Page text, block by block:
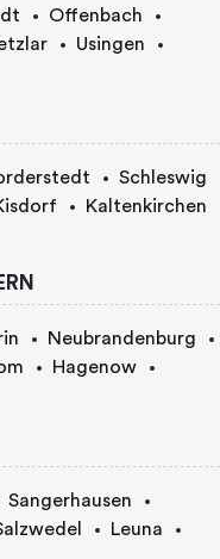
Offenbach
Usingen
Schleswig
Kaltenkirchen
Neubrandenburg
Hagenow
Sangerhausen
Leuna